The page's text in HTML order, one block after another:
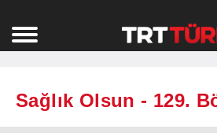
Sağlık Olsun - 129.